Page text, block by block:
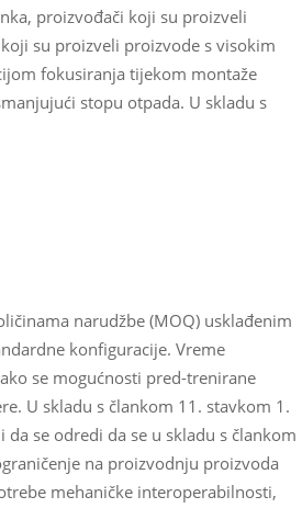
proizvođači koji su proizveli
su proizveli proizvode s visokim
fokusiranja tijekom montaže
stopu otpada. U skladu s
narudžbe (MOQ) usklađenim
konfiguracije. Vreme
se mogućnosti pred-trenirane
U skladu s člankom 11. stavkom 1.
se odredi da se u skladu s člankom
na proizvodnju proizvoda
mehaničke interoperabilnosti,